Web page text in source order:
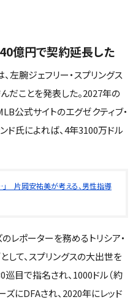
億円で契約延長した
左腕ジェフリー・スプリングス
だことを発表した。2027年の
公式サイトのエグゼクティブ・
ド氏によれば、4年3100万ドル
片岡安祐美が考える、男性指導
のレポーターを務めるトリシア・
して、スプリングスの大出世を
巡目で指名され、1000ドル（約
ズにDFAされ、2020年にレッド